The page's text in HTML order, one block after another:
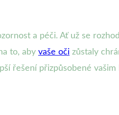
a péči. Ať už se
to, aby vaše oči zůstaly
řešení přizpůsobené